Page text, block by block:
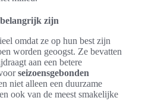
belangrijk zijn
omdat ze op hun best zijn
worden geoogst. Ze bevatten
aan een betere
seizoensgebonden
niet alleen een duurzame
ook van de meest smakelijke